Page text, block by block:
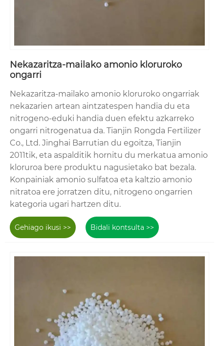
Nekazaritza-mailako amonio kloruroko
ongarri
Nekazaritza-mailako amonio kloruroko ongarriak
nekazarien artean aintzatespen handia du eta
nitrogeno-eduki handia duen efektu azkarreko
ongarri nitrogenatua da. Tianjin Rongda Fertilizer
Co., Ltd. Jinghai Barrutian du egoitza, Tianjin
2011tik, eta aspalditik hornitu du merkatua amonio
kloruroa bere produktu nagusietako bat bezala.
Konpainiak amonio sulfatoa eta kaltzio amonio
nitratoa ere jorratzen ditu, nitrogeno ongarrien
kategoria ugari hartzen ditu.
Gehiago ikusi >> Bidali kontsulta >>